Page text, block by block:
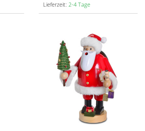
Lieferzeit: 2-4 Tage